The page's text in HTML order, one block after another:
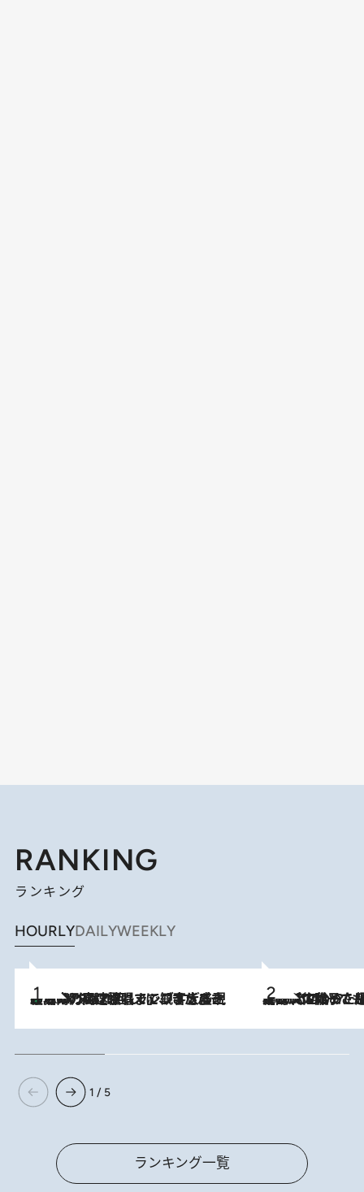
RANKING
ランキング
HOURLYDAILYWEEKLY
2026.8.7
「湘南乃風に憧れて」観客大盛上がりの“タオル回し”に、ラッパー顔負けの高速歌唱まで…さだまさし（74）のアグレッシブすぎる現在地 2026.8.5
【阿川佐和子さんの年とる力】なぜ70代で始めた趣味は“こんなに楽しい”のか？ ピアノ、俳句…スランプに陥っても続けられる“ある秘訣”とは
1 / 5
ランキング一覧